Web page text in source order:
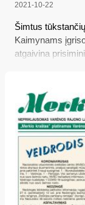
2021-10-22
Šimtus
Kaimynams
atgaivina